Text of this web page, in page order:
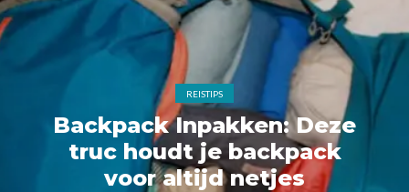
REISTIPS
Backpack Inpakken: Deze
truc houdt je backpack
voor altijd netjes